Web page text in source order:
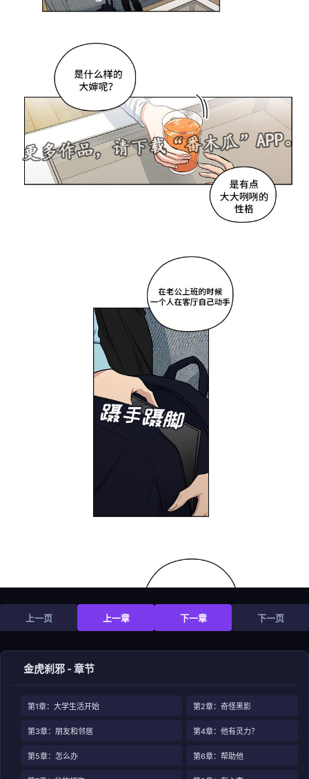
上一页 上一章 下一章 下一页
金虎刹邪 - 章节
第1章：大学生活开始 第2章：奇怪黑影
第3章：朋友和邻居 第4章：他有灵力？
第5章：怎么办 第6章：帮助他